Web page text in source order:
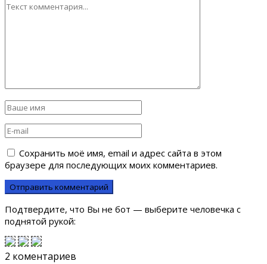
Сохранить моё имя, email и адрес сайта в этом
браузере для последующих моих комментариев.
Подтвердите, что Вы не бот — выберите человечка с
поднятой рукой:
2 коментариев